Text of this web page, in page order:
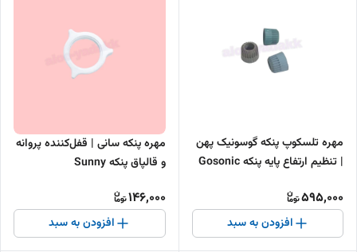
مهره تلسکوپ پنکه گوسونیک پهن
| تنظیم ارتفاع پایه پنکه Gosonic
595,000
افزودن به سبد
مهره پنکه سانی | قفل‌کننده پروانه
و قالپاق پنکه Sunny
146,000
افزودن به سبد